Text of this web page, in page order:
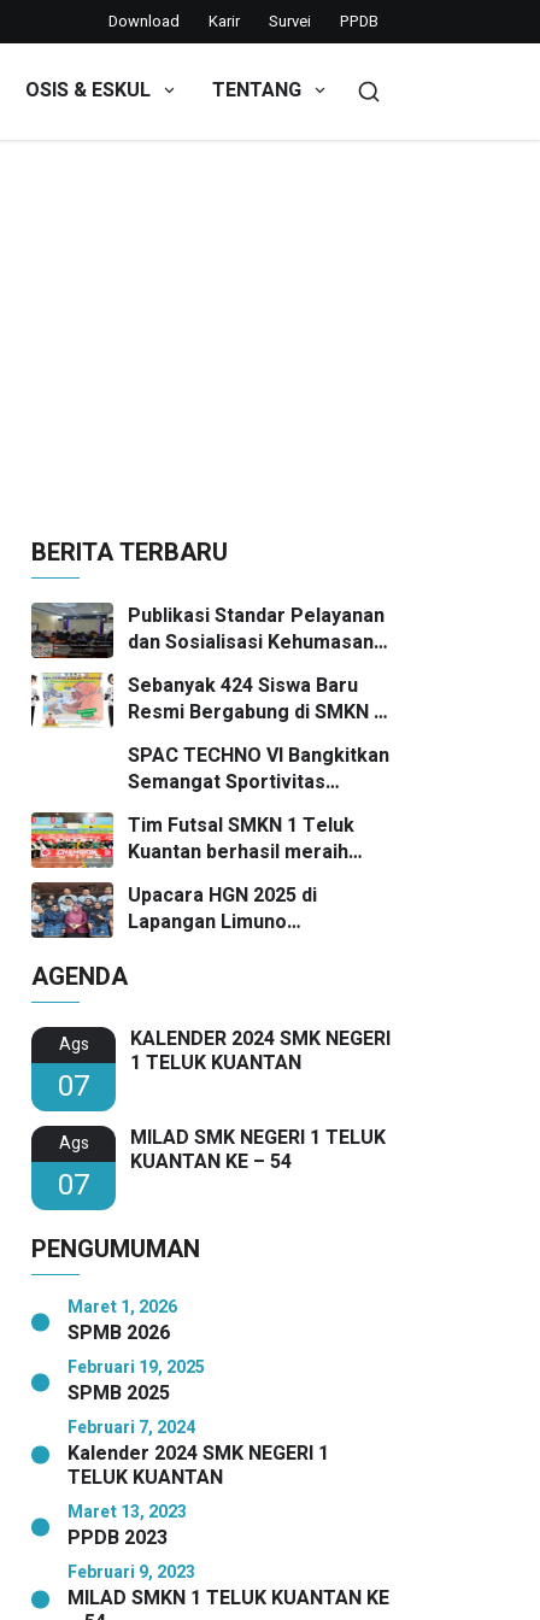
Download Karir Survei PPDB
OSIS & ESKUL TENTANG
BERITA TERBARU
Publikasi Standar Pelayanan
dan Sosialisasi Kehumasan
Sebanyak 424 Siswa Baru
Resmi Bergabung di SMKN 1
2026/2027
SPAC TECHNO VI Bangkitkan
Semangat Sportivitas
Kuansing
Tim Futsal SMKN 1 Teluk
Kuantan berhasil meraih
Upacara HGN 2025 di
Lapangan Limuno
AGENDA
Ags
07
KALENDER 2024 SMK NEGERI
1 TELUK KUANTAN
Ags
07
MILAD SMK NEGERI 1 TELUK
KUANTAN KE – 54
PENGUMUMAN
Maret 1, 2026
SPMB 2026
Februari 19, 2025
SPMB 2025
Februari 7, 2024
Kalender 2024 SMK NEGERI 1
TELUK KUANTAN
Maret 13, 2023
PPDB 2023
Februari 9, 2023
MILAD SMKN 1 TELUK KUANTAN KE